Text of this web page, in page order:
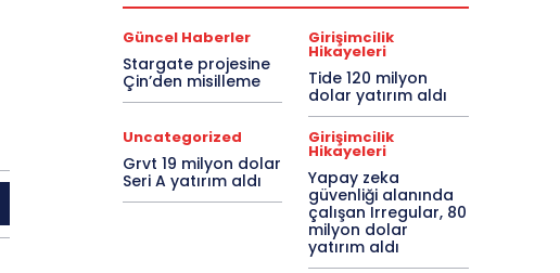
Güncel Haberler
Stargate projesine
Çin’den misilleme
Girişimcilik
Hikayeleri
Tide 120 milyon
dolar yatırım aldı
Uncategorized
Grvt 19 milyon dolar
Seri A yatırım aldı
Girişimcilik
Hikayeleri
Yapay zeka
güvenliği alanında
çalışan Irregular, 80
milyon dolar
yatırım aldı